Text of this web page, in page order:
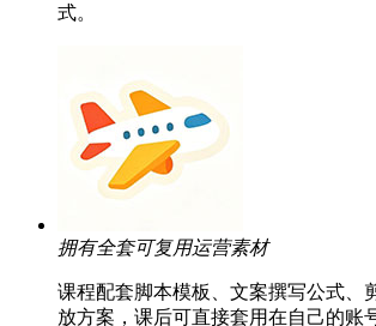
式。
拥有全套可复用运营素材
课程配套脚本模板、文案撰写公式、
放方案，课后可直接套用在自己的账